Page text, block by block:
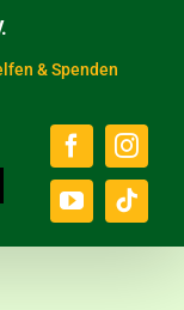
& Spenden